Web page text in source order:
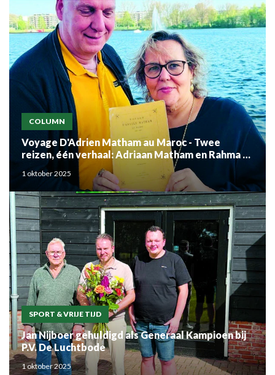
COLUMN
Voyage D'Adrien Matham au Maroc - Twee
reizen, één verhaal: Adriaan Matham en Rahma el
Mouden
1 oktober 2025
SPORT & VRIJE TIJD
Jan Nijboer gehuldigd als Generaal Kampioen bij
P.V. De Luchtbode
1 oktober 2025